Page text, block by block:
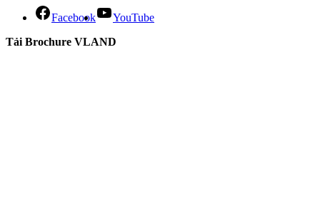
Facebook
YouTube
Tải Brochure VLAND